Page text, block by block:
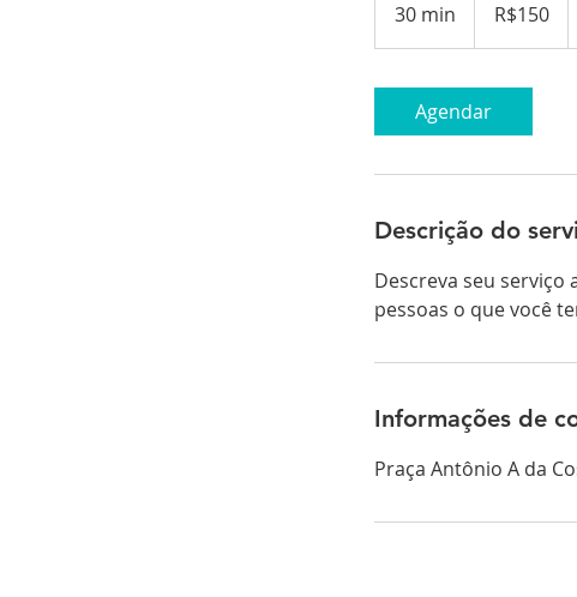
30 min
0
n
realsR$150
Agendar
Descrição do
Descreva seu serviço
pessoas o que você
Informações de
Praça Antônio A da